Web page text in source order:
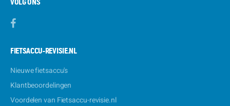
VOLG ONS
FIETSACCU-REVISIE.NL
Nieuwe fietsaccu's
Klantbeoordelingen
Voordelen van Fietsaccu-revisie.nl